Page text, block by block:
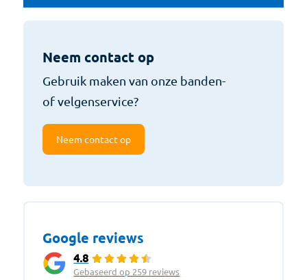
Neem contact op
Gebruik maken van onze banden-
of velgenservice?
Neem contact op
Google reviews
4.8
Gebaseerd op 259 reviews